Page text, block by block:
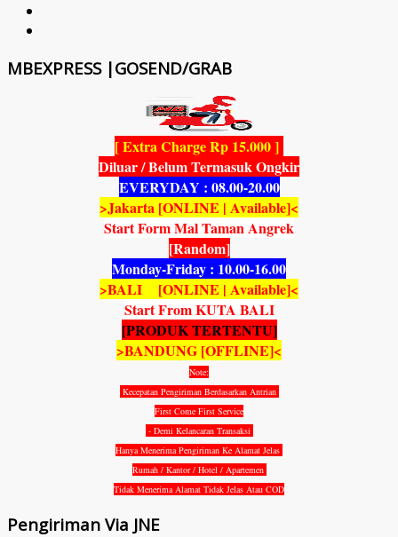
MBEXPRESS |GOSEND/GRAB
[ Extra Charge Rp 15.000 ]
Diluar / Belum Termasuk Ongkir
EVERYDAY : 08.00-20.00
>Jakarta [ONLINE | Available]<
Start Form Mal Taman Angrek
[Random]
Monday-Friday : 10.00-16.00
>BALI [ONLINE | Available]<
Start From KUTA BALI
[PRODUK TERTENTU]
>BANDUNG [OFFLINE]<
Note:
Kecepatan Pengiriman Berdasarkan Antrian
First Come First Service
- Demi Kelancaran Transaksi
Hanya Menerima Pengiriman Ke Alamat Jelas
Rumah / Kantor / Hotel / Apartemen
Tidak Menerima Alamat Tidak Jelas Atau COD
Pengiriman Via JNE